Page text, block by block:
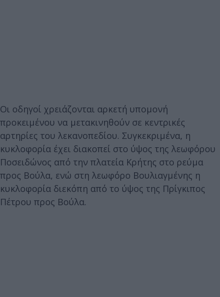
Οι οδηγοί χρειάζονται αρκετή υπομονή
προκειμένου να μετακινηθούν σε κεντρικές
αρτηρίες του λεκανοπεδίου. Συγκεκριμένα, η
κυκλοφορία έχει διακοπεί στο ύψος της λεωφόρου
Ποσειδώνος από την πλατεία Κρήτης στο ρεύμα
προς Βούλα, ενώ στη λεωφόρο Βουλιαγμένης η
κυκλοφορία διεκόπη από το ύψος της Πρίγκιπος
Πέτρου προς Βούλα.